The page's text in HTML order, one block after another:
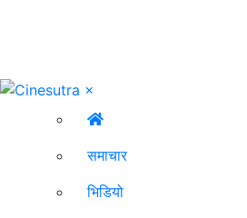
×
समाचार
भिडियो